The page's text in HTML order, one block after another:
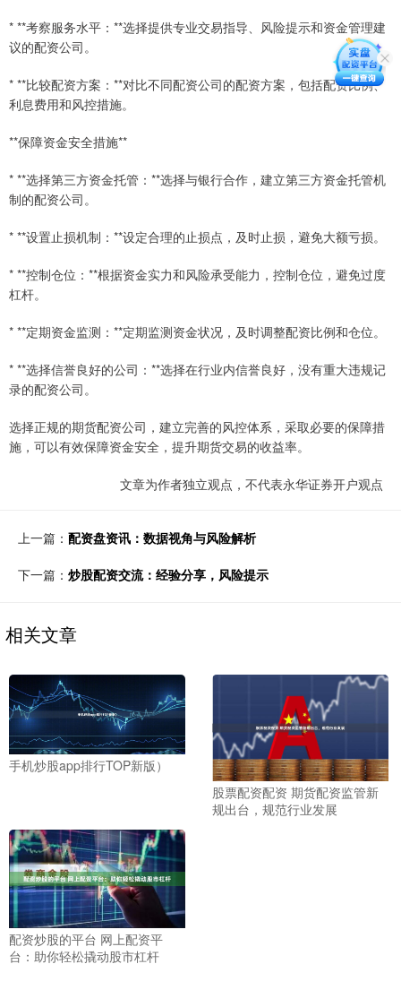
* **考察服务水平：**选择提供专业交易指导、风险提示和资金管理建
议的配资公司。
* **比较配资方案：**对比不同配资公司的配资方案，包括配资比例、
利息费用和风控措施。
**保障资金安全措施**
* **选择第三方资金托管：**选择与银行合作，建立第三方资金托管机
制的配资公司。
* **设置止损机制：**设定合理的止损点，及时止损，避免大额亏损。
* **控制仓位：**根据资金实力和风险承受能力，控制仓位，避免过度
杠杆。
* **定期资金监测：**定期监测资金状况，及时调整配资比例和仓位。
* **选择信誉良好的公司：**选择在行业内信誉良好，没有重大违规记
录的配资公司。
选择正规的期货配资公司，建立完善的风控体系，采取必要的保障措
施，可以有效保障资金安全，提升期货交易的收益率。
文章为作者独立观点，不代表永华证券开户观点
上一篇： 配资盘资讯：数据视角与风险解析
下一篇： 炒股配资交流：经验分享，风险提示
相关文章
手机炒股app排行TOP新版）
股票配资配资 期货配资监管新
规出台，规范行业发展
配资炒股的平台 网上配资平
台：助你轻松撬动股市杠杆